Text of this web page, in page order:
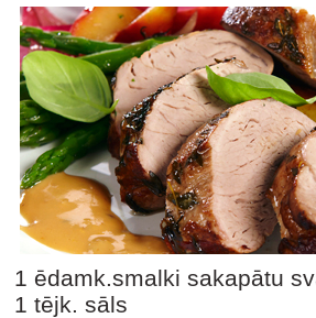
1 ēdamk.smalki sakapātu
1 tējk. sāls